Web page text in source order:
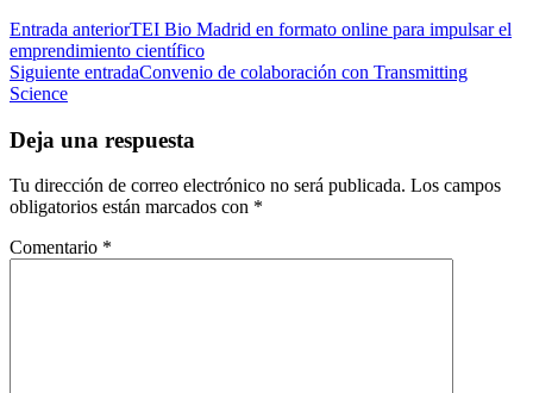
Navegación
de
entradas
Entrada anteriorTEI Bio Madrid en formato online para impulsar el
emprendimiento científico
Siguiente entradaConvenio de colaboración con Transmitting
Science
Deja una respuesta
Tu dirección de correo electrónico no será publicada. Los campos
obligatorios están marcados con *
Comentario *